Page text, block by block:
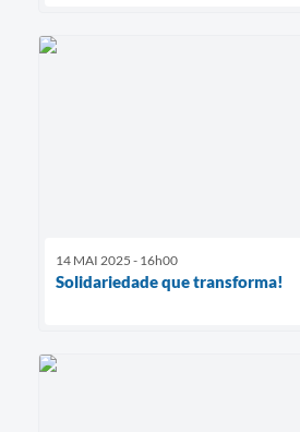
14 MAI 2025 - 16h00
Solidariedade que transforma!